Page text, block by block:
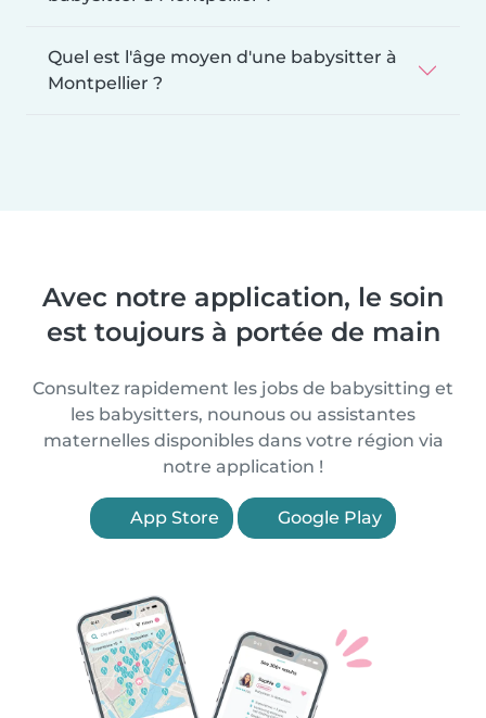
Quel est l'âge moyen d'une babysitter à
Montpellier ?
Avec notre application, le soin
est toujours à portée de main
Consultez rapidement les jobs de babysitting et
les babysitters, nounous ou assistantes
maternelles disponibles dans votre région via
notre application !
App Store Google Play